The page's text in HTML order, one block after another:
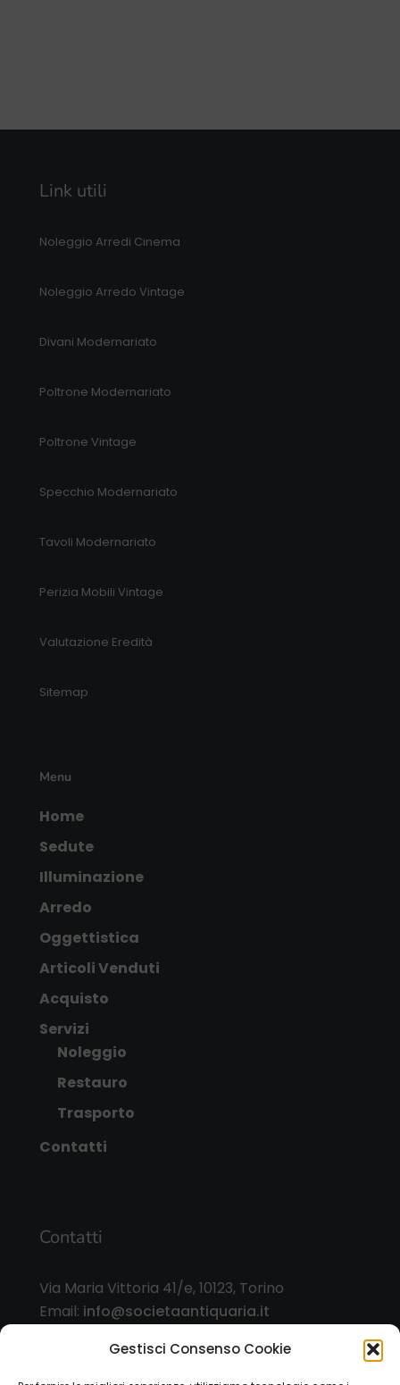
Gestisci Consenso Cookie
Link utili
Noleggio Arredi Cinema
Noleggio Arredo Vintage
Divani Modernariato
Poltrone Modernariato
Poltrone Vintage
Specchio Modernariato
Tavoli Modernariato
Perizia Mobili Vintage
Valutazione Eredità
Sitemap
Menu
Home
Sedute
Illuminazione
Arredo
Oggettistica
Articoli Venduti
Acquisto
Servizi
Noleggio
Restauro
Trasporto
Contatti
Contatti
Via Maria Vittoria 41/e, 10123, Torino
Email: info@societaantiquaria.it